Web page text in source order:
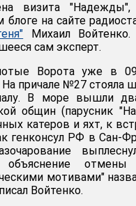
визита "Надежды",
на сайте
Михаил
сам эксперт.
Ворота уже в
причале №27 стояла
В море вышли
общин (парусник
катеров и яхт, к
генконсул РФ в Сан-
мотивами"
Войтенко.